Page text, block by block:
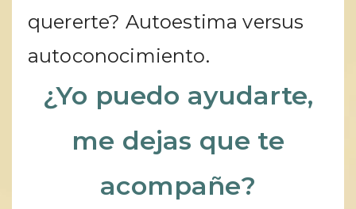
quererte? Autoestima versus
autoconocimiento.
¿Yo puedo ayudarte,
me dejas que te
acompañe?